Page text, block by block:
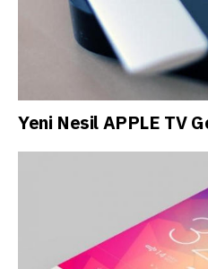
Yeni Nesil APPLE TV